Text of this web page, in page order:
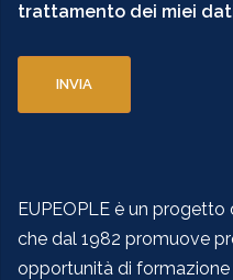
trattamento dei miei
EUPEOPLE è un progetto
che dal 1982 promuove
opportunità di formazione